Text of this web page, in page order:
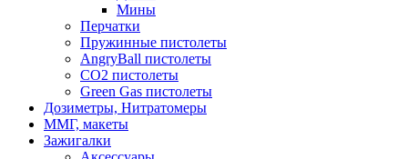
Мины
Перчатки
Пружинные пистолеты
AngryBall пистолеты
CO2 пистолеты
Green Gas пистолеты
Дозиметры, Нитратомеры
ММГ, макеты
Зажигалки